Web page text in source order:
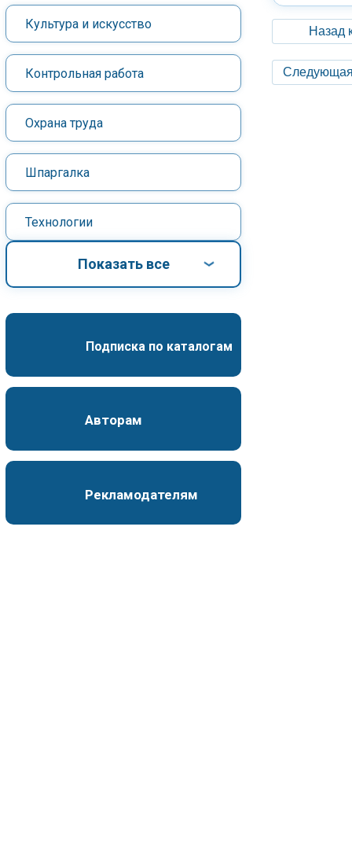
Культура и искусство
Контрольная работа
Охрана труда
Шпаргалка
Технологии
Показать все
Подписка по каталогам
Авторам
Рекламодателям
Назад
Следующая